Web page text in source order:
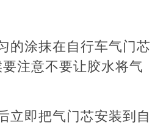
的涂抹在自行车气门芯
要注意不要让胶水将气
立即把气门芯安装到自